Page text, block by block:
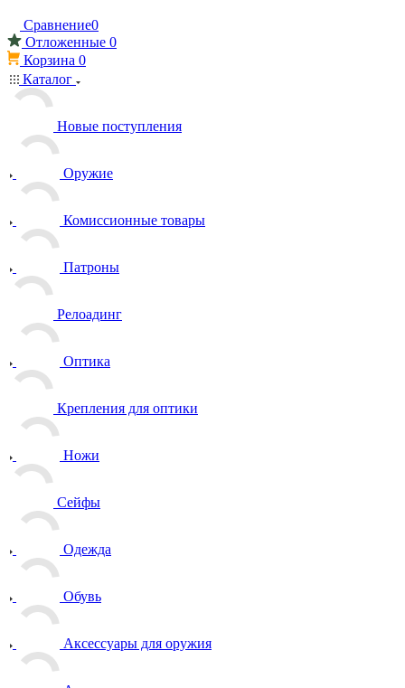
Сравнение0
Отложенные 0
Корзина 0
Каталог
Новые поступления
Оружие
Комиссионные товары
Патроны
Релоадинг
Оптика
Крепления для оптики
Ножи
Сейфы
Одежда
Обувь
Аксессуары для оружия